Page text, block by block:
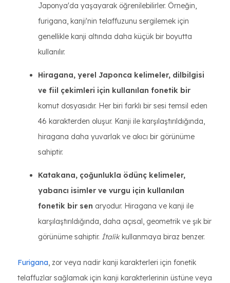
Japonya'da yaşayarak öğrenilebilirler. Örneğin,
furigana, kanji'nin telaffuzunu sergilemek için
genellikle kanji altında daha küçük bir boyutta
kullanılır.
Hiragana, yerel Japonca kelimeler, dilbilgisi
ve fiil çekimleri için kullanılan fonetik bir
komut dosyasıdır. Her biri farklı bir sesi temsil eden
46 karakterden oluşur. Kanji ile karşılaştırıldığında,
hiragana daha yuvarlak ve akıcı bir görünüme
sahiptir.
Katakana, çoğunlukla ödünç kelimeler,
yabancı isimler ve vurgu için kullanılan
fonetik bir sen aryodur. Hiragana ve kanji ile
karşılaştırıldığında, daha açısal, geometrik ve şık bir
görünüme sahiptir. İtalikkullanmaya biraz benzer.
Furigana, zor veya nadir kanji karakterleri için fonetik
telaffuzlar sağlamak için kanji karakterlerinin üstüne veya